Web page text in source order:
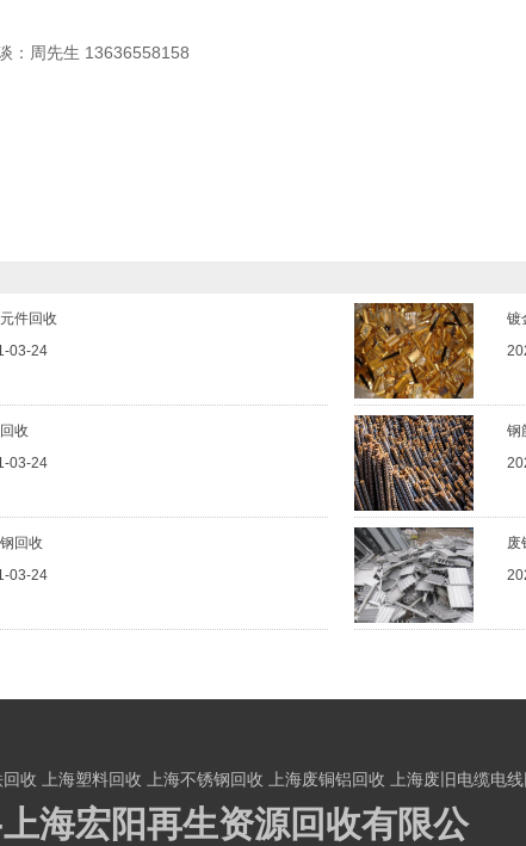
：周先生 13636558158
件回收
03-24
镀
收
03-24
钢
回收
03-24
废
回收 上海塑料回收 上海不锈钢回收 上海废铜铝回收 上海废旧电缆电
海宏阳再生资源回收有限公